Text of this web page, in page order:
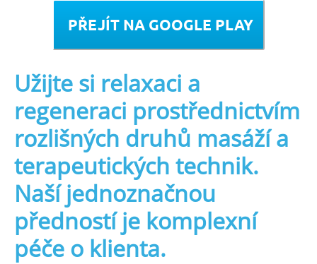
Užijte si relaxaci a
regeneraci prostřednictvím
rozlišných druhů masáží a
terapeutických technik.
Naší jednoznačnou
předností je komplexní
péče o klienta.